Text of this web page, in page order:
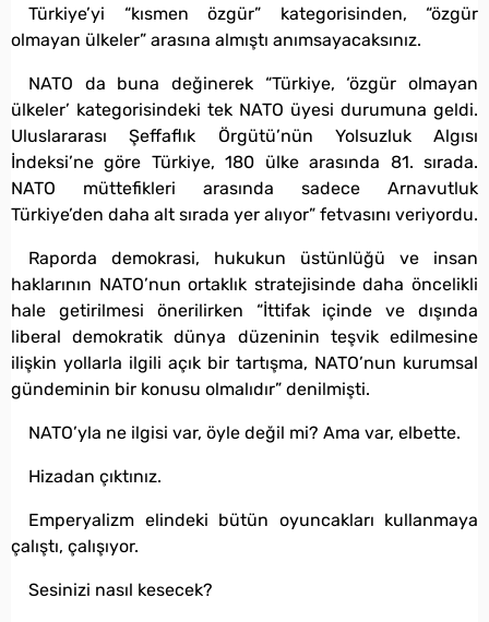
Türkiye’yi “kısmen özgür” kategorisinden, “özgür
olmayan ülkeler” arasına almıştı anımsayacaksınız.
NATO da buna değinerek “Türkiye, ‘özgür olmayan
ülkeler’ kategorisindeki tek NATO üyesi durumuna geldi.
Uluslararası Şeffaflık Örgütü’nün Yolsuzluk Algısı
İndeksi’ne göre Türkiye, 180 ülke arasında 81. sırada.
NATO müttefikleri arasında sadece Arnavutluk
Türkiye’den daha alt sırada yer alıyor” fetvasını veriyordu.
Raporda demokrasi, hukukun üstünlüğü ve insan
haklarının NATO’nun ortaklık stratejisinde daha öncelikli
hale getirilmesi önerilirken “İttifak içinde ve dışında
liberal demokratik dünya düzeninin teşvik edilmesine
ilişkin yollarla ilgili açık bir tartışma, NATO’nun kurumsal
gündeminin bir konusu olmalıdır” denilmişti.
NATO’yla ne ilgisi var, öyle değil mi? Ama var, elbette.
Hizadan çıktınız.
Emperyalizm elindeki bütün oyuncakları kullanmaya
çalıştı, çalışıyor.
Sesinizi nasıl kesecek?